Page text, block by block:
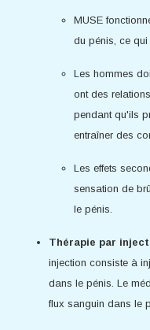
MUSE
du pénis, ce
Les hommes
ont des
pendant qu'ils
entraîner des
Les effets
sensation de
le pénis.
Thérapie par
injection consiste à
dans le pénis. Le
flux sanguin dans le